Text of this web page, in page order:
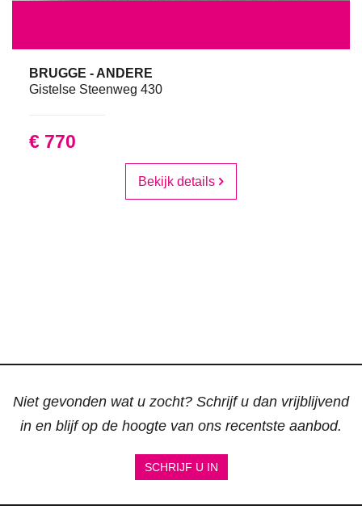
BRUGGE - ANDERE
Gistelse Steenweg 430
€ 770
Bekijk details
Niet gevonden wat u zocht? Schrijf u dan vrijblijvend
in en blijf op de hoogte van ons recentste aanbod.
SCHRIJF U IN